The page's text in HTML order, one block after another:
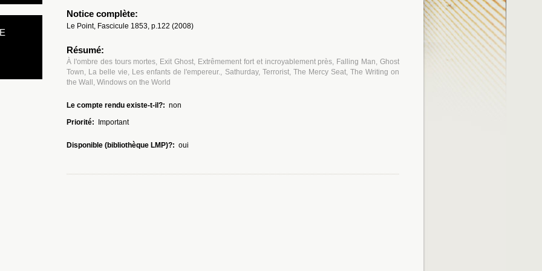
Notice complète:
Le Point, Fascicule 1853, p.122 (2008)
Résumé:
À l'ombre des tours mortes, Exit Ghost, Extrêmement fort et incroyablement près, Falling Man, Ghost
Town, La belle vie, Les enfants de l'empereur., Sathurday, Terrorist, The Mercy Seat, The Writing on
the Wall, Windows on the World
Le compte rendu existe-t-il?: non
Priorité:
Important
Disponible (bibliothèque LMP)?: oui